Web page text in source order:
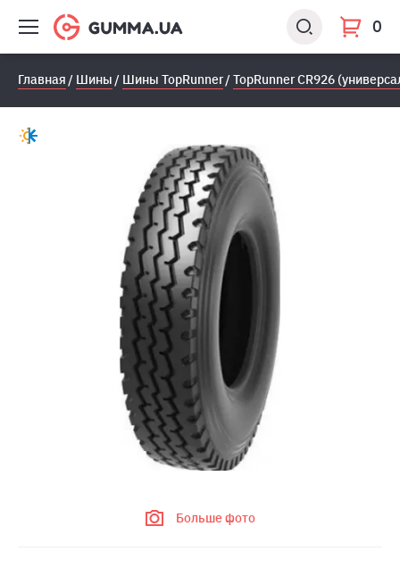
0
Главная Шины Шины TopRunner TopRunner CR926
Больше фото